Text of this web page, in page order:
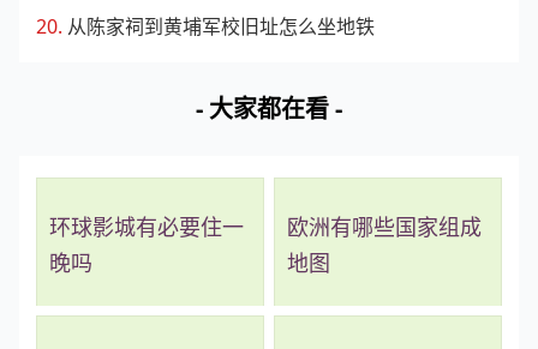
从陈家祠到黄埔军校旧址怎么坐地铁
- 大家都在看 -
环球影城有必要住一
晚吗
欧洲有哪些国家组成
地图